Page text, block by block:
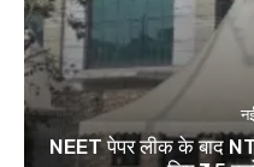
NEET पेपर लीक के बाद